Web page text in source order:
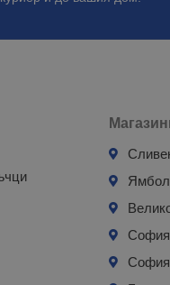
Ямбол
София